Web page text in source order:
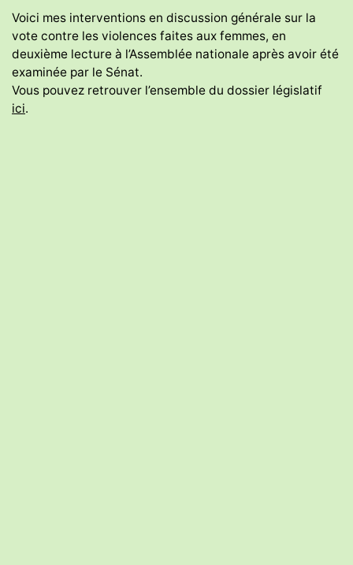
Voici mes interventions en discussion générale sur la
vote contre les violences faites aux femmes, en
deuxième lecture à l’Assemblée nationale après avoir été
examinée par le Sénat.
Vous pouvez retrouver l’ensemble du dossier législatif
ici.